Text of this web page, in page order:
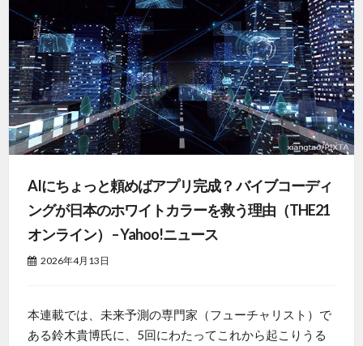
AIにちょっと頼めばアプリ完成？ バイブコーディ
ングが日本のホワイトカラーを救う理由（THE21
オンライン） – Yahoo!ニュース
2026年4月13日
本連載では、未来予測の専門家（フューチャリスト）で
ある鈴木貴博氏に、5回にわたってこれから起こりうる